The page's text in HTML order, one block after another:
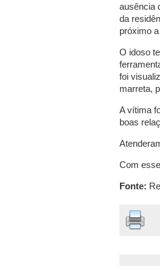
ausência
da
próximo
O idoso
foi
marreta,
A vítima
boas
Com
Fonte: